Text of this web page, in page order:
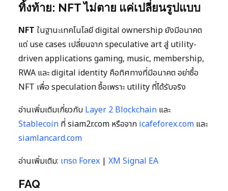
ทิ้งท้าย: NFT ไม่ตาย แค่เปลี่ยนรูปแบบ
NFT ในฐานะเทคโนโลยี digital ownership ยังมีอนาคต
แต่ use cases เปลี่ยนจาก speculative art สู่ utility-
driven applications gaming, music, membership,
RWA และ digital identity คือทิศทางที่มีอนาคต อย่าซื้อ
NFT เพื่อ speculation ซื้อเพราะ utility ที่ได้รับจริง
อ่านเพิ่มเติมเกี่ยวกับ Layer 2 Blockchain และ
Stablecoin ที่ siam2r.com หรือจาก icafeforex.com และ
siamlancard.com
อ่านเพิ่มเติม: เทรด Forex | XM Signal EA
FAQ